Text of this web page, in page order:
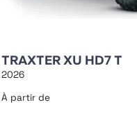
TRAXTER XU HD7 T
2026
À partir de